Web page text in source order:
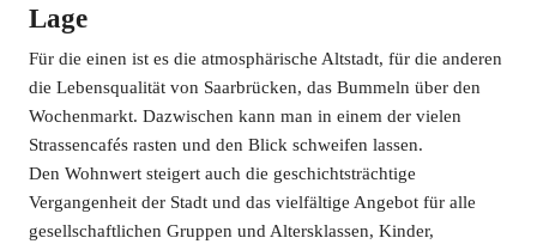
Lage
Für die einen ist es die atmosphärische Altstadt, für die anderen
die Lebensqualität von Saarbrücken, das Bummeln über den
Wochenmarkt. Dazwischen kann man in einem der vielen
Strassencafés rasten und den Blick schweifen lassen.
Den Wohnwert steigert auch die geschichtsträchtige
Vergangenheit der Stadt und das vielfältige Angebot für alle
gesellschaftlichen Gruppen und Altersklassen, Kinder,